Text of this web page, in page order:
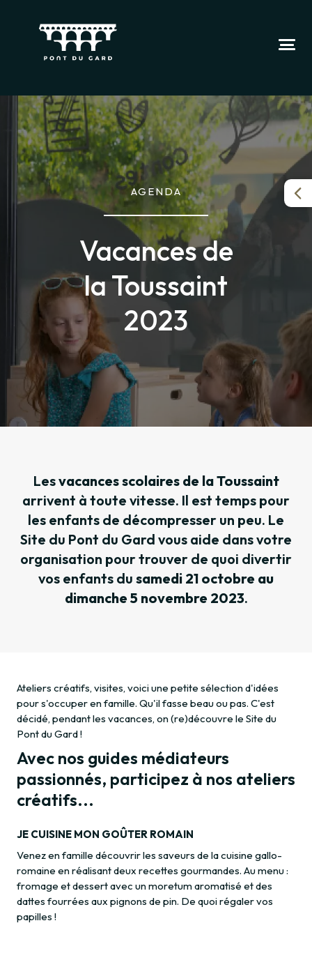
AGENDA
Vacances de
la Toussaint
2023
Lesvacances scolaires de la Toussaint
arrivent à toute vitesse. Il est temps pour
les enfants de décompresser un peu. Le
Site du Pont du Gard vous aide dans votre
organisation pour trouver de quoi divertir
vos enfants du samedi 21 octobre au
dimanche 5 novembre 2023.
Ateliers créatifs, visites, voici une petite sélection d'idées
pour s'occuper en famille. Qu'il fasse beau ou pas. C'est
décidé, pendant les vacances, on (re)découvre le Site du
Pont du Gard !
Avec nos guides médiateurs
passionnés, participez à nos ateliers
créatifs...
JE CUISINE MON GOÛTER ROMAIN
Venez en famille découvrir les saveurs de la cuisine gallo-
romaine en réalisant deux recettes gourmandes. Au menu :
fromage et dessert avec un moretum aromatisé et des
dattes fourrées aux pignons de pin. De quoi régaler vos
papilles !